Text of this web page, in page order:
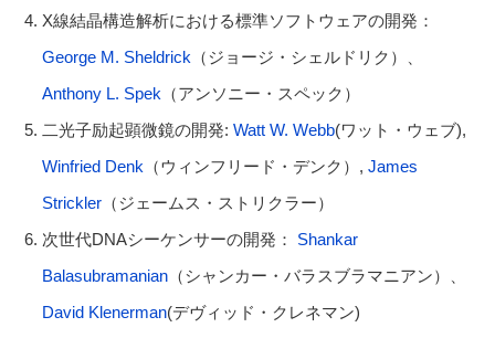
X線結晶構造解析における標準ソフトウェアの開発：
George M. Sheldrick （ジョージ・シェルドリク）、
Anthony L. Spek （アンソニー・スペック）
二光子励起顕微鏡の開発: Watt W. Webb(ワット・ウェブ),
Winfried Denk （ウィンフリード・デンク）, James
Strickler（ジェームス・ストリクラー）
次世代DNAシーケンサーの開発： Shankar
Balasubramanian（シャンカー・バラスブラマニアン）、
David Klenerman(デヴィッド・クレネマン)